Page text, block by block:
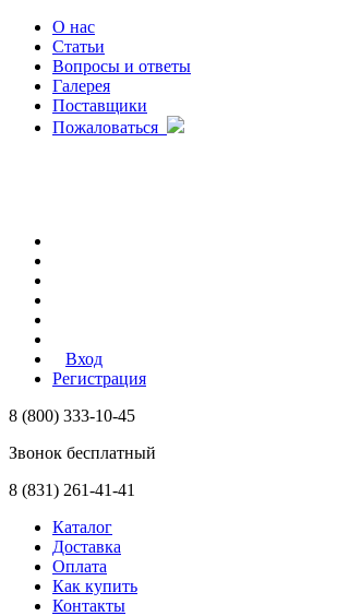
О нас
Статьи
Вопросы и ответы
Галерея
Поставщики
Пожаловаться
Вход
Регистрация
8 (800) 333-10-45
Звонок бесплатный
8 (831) 261-41-41
Каталог
Доставка
Оплата
Как купить
Контакты